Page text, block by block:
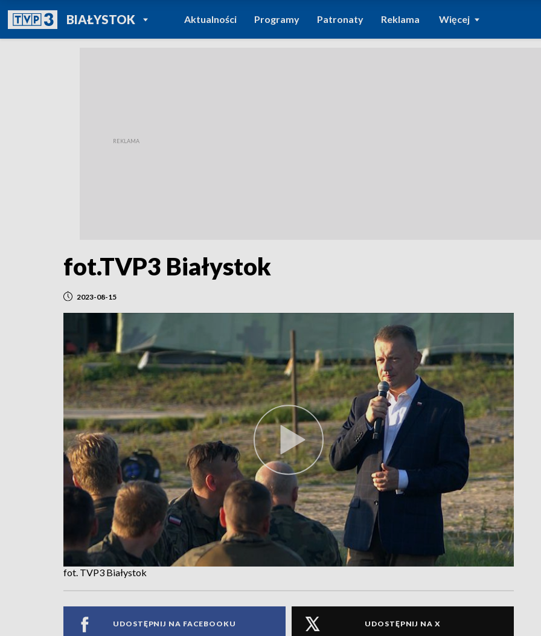
BIAŁYSTOKPOWRÓT DO
TVP REGIONY
Aktualności Programy Patronaty Reklama Więcej
fot.TVP3 Białystok
2023-08-15
fot. TVP3 Białystok
UDOSTĘPNIJ NA FACEBOOKU UDOSTĘPNIJ NA X